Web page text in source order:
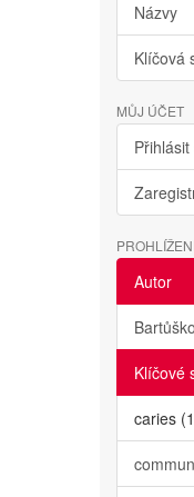
Názvy
Klíčová
MŮJ ÚČET
Přihlásit
Autor
Klíčové
caries